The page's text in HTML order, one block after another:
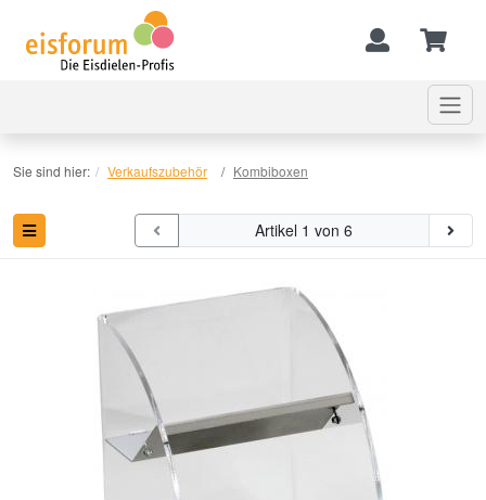
Sie sind hier: Verkaufszubehör Kombiboxen
Artikel 1 von 6